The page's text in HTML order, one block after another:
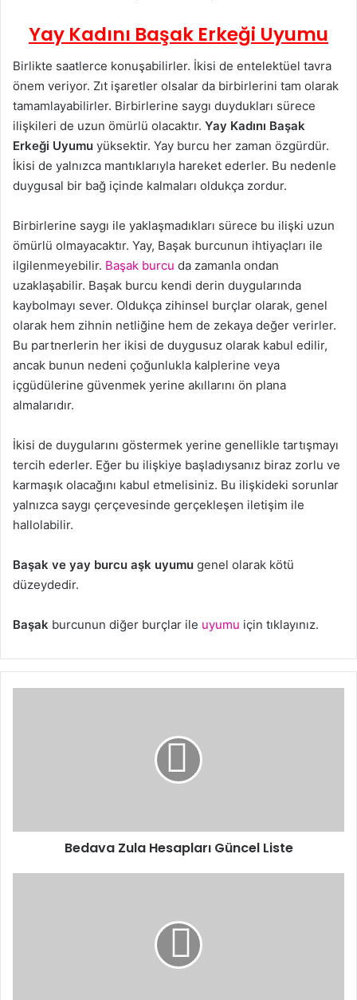
Yay Kadını Başak Erkeği Uyumu
Birlikte saatlerce konuşabilirler. İkisi de entelektüel tavra
önem veriyor. Zıt işaretler olsalar da birbirlerini tam olarak
tamamlayabilirler. Birbirlerine saygı duydukları sürece
ilişkileri de uzun ömürlü olacaktır. Yay Kadını Başak
Erkeği Uyumu yüksektir. Yay burcu her zaman özgürdür.
İkisi de yalnızca mantıklarıyla hareket ederler. Bu nedenle
duygusal bir bağ içinde kalmaları oldukça zordur.
Birbirlerine saygı ile yaklaşmadıkları sürece bu ilişki uzun
ömürlü olmayacaktır. Yay, Başak burcunun ihtiyaçları ile
ilgilenmeyebilir. Başak burcu da zamanla ondan
uzaklaşabilir. Başak burcu kendi derin duygularında
kaybolmayı sever. Oldukça zihinsel burçlar olarak, genel
olarak hem zihnin netliğine hem de zekaya değer verirler.
Bu partnerlerin her ikisi de duygusuz olarak kabul edilir,
ancak bunun nedeni çoğunlukla kalplerine veya
içgüdülerine güvenmek yerine akıllarını ön plana
almalarıdır.
İkisi de duygularını göstermek yerine genellikle tartışmayı
tercih ederler. Eğer bu ilişkiye başladıysanız biraz zorlu ve
karmaşık olacağını kabul etmelisiniz. Bu ilişkideki sorunlar
yalnızca saygı çerçevesinde gerçekleşen iletişim ile
hallolabilir.
Başak ve yay burcu aşk uyumu genel olarak kötü
düzeydedir.
Başak burcunun diğer burçlar ile uyumu için tıklayınız.
Bedava Zula Hesapları Güncel Liste